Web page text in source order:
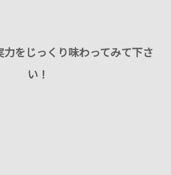
力をじっくり味わってみて下さ
い！